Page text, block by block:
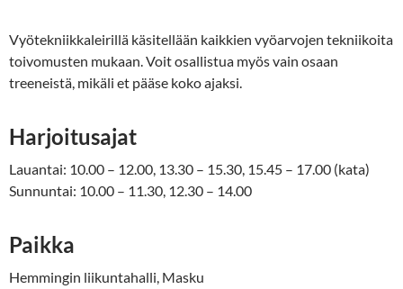
Vyötekniikkaleirillä käsitellään kaikkien vyöarvojen tekniikoita
toivomusten mukaan. Voit osallistua myös vain osaan
treeneistä, mikäli et pääse koko ajaksi.
Harjoitusajat
Lauantai: 10.00 – 12.00, 13.30 – 15.30, 15.45 – 17.00 (kata)
Sunnuntai: 10.00 – 11.30, 12.30 – 14.00
Paikka
Hemmingin liikuntahalli, Masku